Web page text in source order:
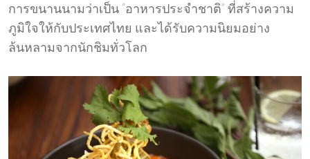
การขนานนามว่าเป็น “อาหารประจำชาติ” ที่สร้างความ
ภูมิใจให้กับประเทศไทย และได้รับความนิยมอย่าง
ล้นหลามจากนักชิมทั่วโลก